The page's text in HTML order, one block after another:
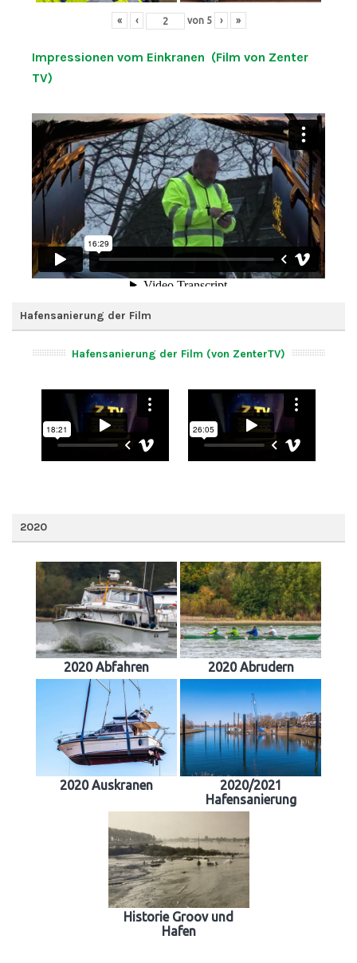
« ‹ von 5 › »
Impressionen vom Einkranen (Film von Zenter
TV)
Hafensanierung der Film
Hafensanierung der Film (von ZenterTV)
2020
2020 Abfahren 2020 Abrudern
2020 Auskranen
2020/2021
Hafensanierung
Historie Groov und
Hafen